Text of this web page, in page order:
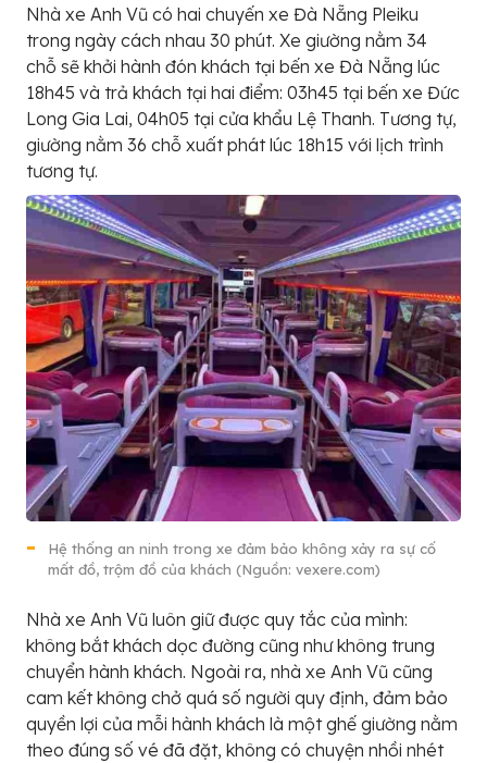
Nhà xe Anh Vũ có hai chuyến xe Đà Nẵng Pleiku
trong ngày cách nhau 30 phút. Xe giường nằm 34
chỗ sẽ khởi hành đón khách tại bến xe Đà Nẵng lúc
18h45 và trả khách tại hai điểm: 03h45 tại bến xe Đức
Long Gia Lai, 04h05 tại cửa khẩu Lệ Thanh. Tương tự,
giường nằm 36 chỗ xuất phát lúc 18h15 với lịch trình
tương tự.
Hệ thống an ninh trong xe đảm bảo không xảy ra sự cố
mất đồ, trộm đồ của khách (Nguồn: vexere.com)
Nhà xe Anh Vũ luôn giữ được quy tắc của mình:
không bắt khách dọc đường cũng như không trung
chuyển hành khách. Ngoài ra, nhà xe Anh Vũ cũng
cam kết không chở quá số người quy định, đảm bảo
quyền lợi của mỗi hành khách là một ghế giường nằm
theo đúng số vé đã đặt, không có chuyện nhồi nhét